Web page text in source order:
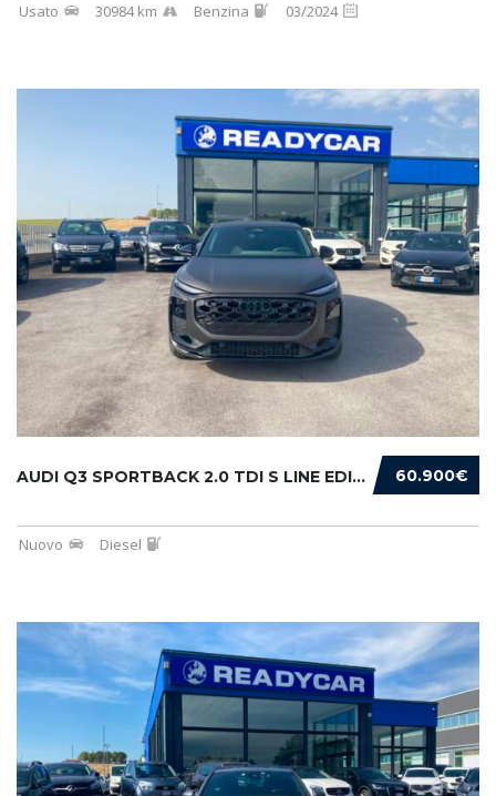
Usato 30984 km Benzina 03/2024
60.900€
AUDI Q3 SPORTBACK 2.0 TDI S LINE EDITION 150...
Nuovo Diesel